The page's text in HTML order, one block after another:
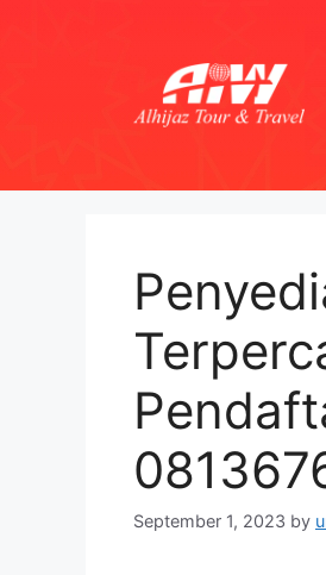
September 1, 2023 by